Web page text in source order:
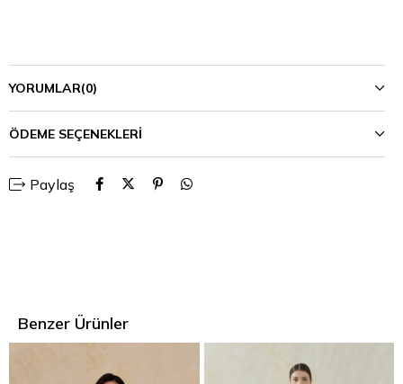
YORUMLAR(0)
ÖDEME SEÇENEKLERI
Paylaş
Benzer Ürünler